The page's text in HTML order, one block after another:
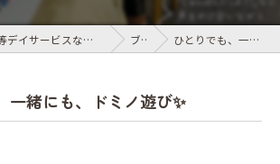
岸和田の放課後等デイサービスなら児童発達支援・放課後等デイサービス GO ブログ ひとりでも、一緒にも、ドミノ遊び✨
一緒にも、ドミノ遊び✨